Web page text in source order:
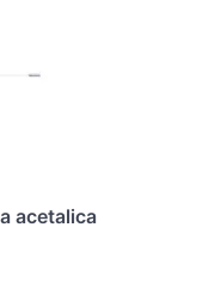
acetalica